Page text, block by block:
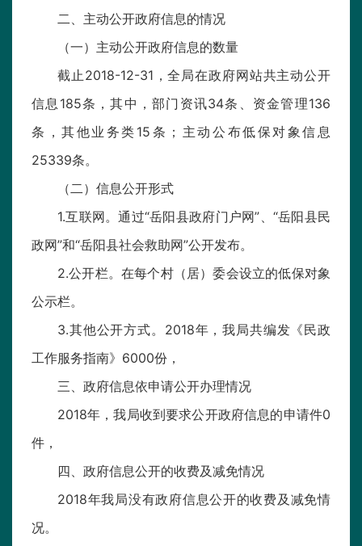
二、主动公开政府信息的情况
（一）主动公开政府信息的数量
截止2018-12-31，全局在政府网站共主动公开
信息185条，其中，部门资讯34条、资金管理136
条，其他业务类15条；主动公布低保对象信息
25339条。
（二）信息公开形式
1.互联网。通过“岳阳县政府门户网”、“岳阳县民
政网”和“岳阳县社会救助网”公开发布。
2.公开栏。在每个村（居）委会设立的低保对象
公示栏。
3.其他公开方式。2018年，我局共编发《民政
工作服务指南》6000份，
三、政府信息依申请公开办理情况
2018年，我局收到要求公开政府信息的申请件0
件，
四、政府信息公开的收费及减免情况
2018年我局没有政府信息公开的收费及减免情
况。